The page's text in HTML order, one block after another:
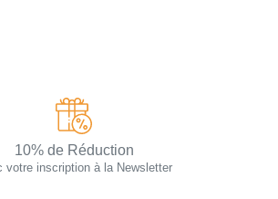
10% de Réduction
votre inscription à la Newsletter